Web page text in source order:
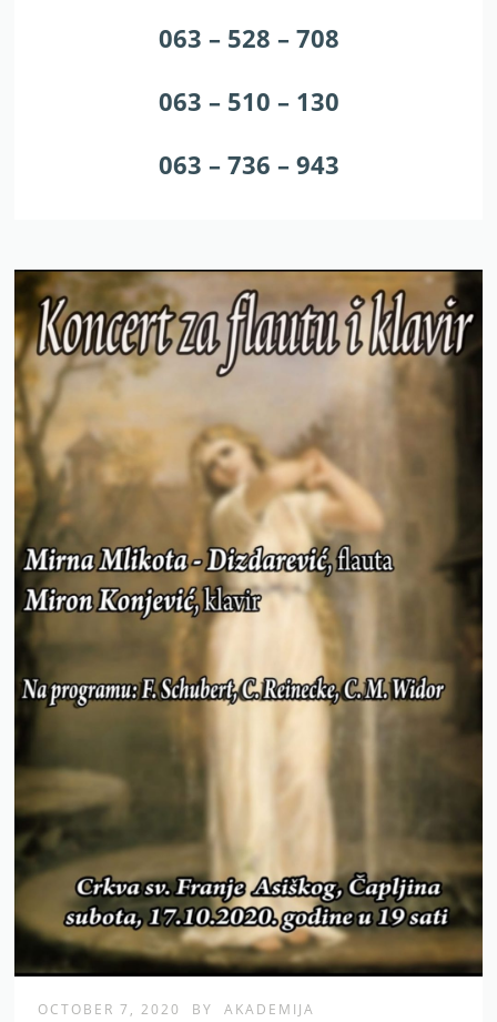
063 – 528 – 708
063 – 510 – 130
063 – 736 – 943
OCTOBER 7, 2020 BY AKADEMIJA